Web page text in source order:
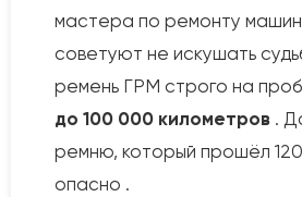
мастера по ремонту машин
советуют не искушать
ремень ГРМ строго на
до 100 000 километров .
ремню, который прошёл
опасно .